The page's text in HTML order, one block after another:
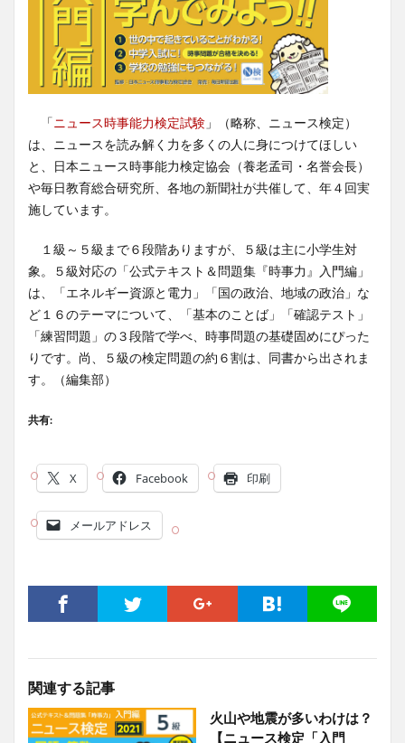
「ニュース時事能力検定試験 」（略称、ニュース検定）
は、ニュースを読み解く力を多くの人に身につけてほしい
と、日本ニュース時事能力検定協会（養老孟司・名誉会長）
や毎日教育総合研究所、各地の新聞社が共催して、年４回実
施しています。
１級～５級まで６段階ありますが、５級は主に小学生対
象。５級対応の「公式テキスト＆問題集『時事力』入門編」
は、「エネルギー資源と電力」「国の政治、地域の政治」な
ど１６のテーマについて、「基本のことば」「確認テスト」
「練習問題」の３段階で学べ、時事問題の基礎固めにぴった
りです。尚、５級の検定問題の約６割は、同書から出されま
す。（編集部）
共有:
X Facebook 印刷
メールアドレス
関連する記事
火山や地震が多いわけは？
【ニュース検定「入門